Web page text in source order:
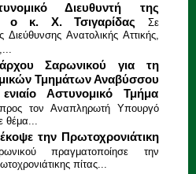
Διευθυντή της
ο κ. Χ. Τσιγαρίδας
Σε
Διεύθυνσης Ανατολικής Αττικής,
Σαρωνικού για τη
Τμημάτων Αναβύσσου
Αστυνομικό Τμήμα
τον Αναπληρωτή Υπουργό
θέμα...
την Πρωτοχρονιάτικη
πραγματοποίησε την
πίτας...